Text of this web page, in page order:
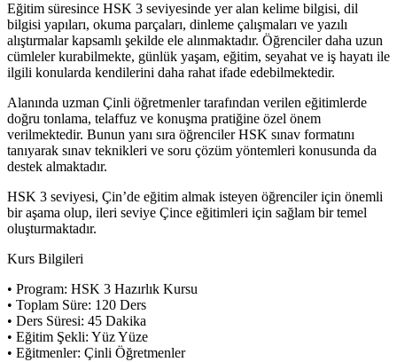
Eğitim süresince HSK 3 seviyesinde yer alan kelime bilgisi, dil
bilgisi yapıları, okuma parçaları, dinleme çalışmaları ve yazılı
alıştırmalar kapsamlı şekilde ele alınmaktadır. Öğrenciler daha uzun
cümleler kurabilmekte, günlük yaşam, eğitim, seyahat ve iş hayatı ile
ilgili konularda kendilerini daha rahat ifade edebilmektedir.
Alanında uzman Çinli öğretmenler tarafından verilen eğitimlerde
doğru tonlama, telaffuz ve konuşma pratiğine özel önem
verilmektedir. Bunun yanı sıra öğrenciler HSK sınav formatını
tanıyarak sınav teknikleri ve soru çözüm yöntemleri konusunda da
destek almaktadır.
HSK 3 seviyesi, Çin’de eğitim almak isteyen öğrenciler için önemli
bir aşama olup, ileri seviye Çince eğitimleri için sağlam bir temel
oluşturmaktadır.
Kurs Bilgileri
• Program: HSK 3 Hazırlık Kursu
• Toplam Süre: 120 Ders
• Ders Süresi: 45 Dakika
• Eğitim Şekli: Yüz Yüze
• Eğitmenler: Çinli Öğretmenler